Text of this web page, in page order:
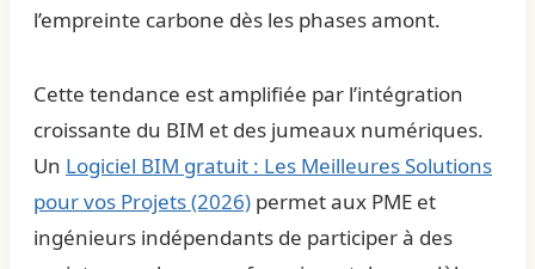
l’empreinte carbone dès les phases amont.
Cette tendance est amplifiée par l’intégration
croissante du BIM et des jumeaux numériques.
Un Logiciel BIM gratuit : Les Meilleures Solutions
pour vos Projets (2026) permet aux PME et
ingénieurs indépendants de participer à des